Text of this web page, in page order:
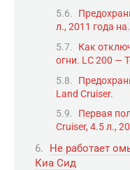
л., 2011 года на.
Как
огни. LC 200 —
Land Cruiser.
Первая
Cruiser, 4.5 л.,
Не работает
Киа Сид